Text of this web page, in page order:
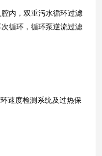
内，双重污水循环过滤
循环，循环泵逆流过滤
速度检测系统及过热保